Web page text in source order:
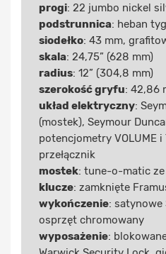
progi: 22 jumbo nickel
podstrunnica: heban
siodełko: 43 mm,
skala: 24,75” (628 mm)
radius: 12” (304,8 mm)
szerokość gryfu: 42,86
układ elektryczny:
(mostek), Seymour
potencjometry VOLUME
przełącznik
mostek: tune-o-matic
klucze: zamknięte
wykończenie: satynowe
osprzęt chromowany
wyposażenie: